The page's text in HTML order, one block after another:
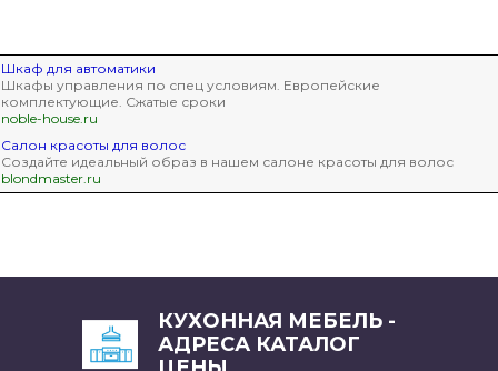
Шкаф для автоматики
Шкафы управления по спец условиям. Европейские
комплектующие. Сжатые сроки
noble-house.ru
Салон красоты для волос
Создайте идеальный образ в нашем салоне красоты для волос
blondmaster.ru
КУХОННАЯ МЕБЕЛЬ -
АДРЕСА КАТАЛОГ